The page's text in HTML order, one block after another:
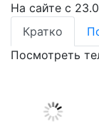
На сайте с
Кратко
Посмотреть